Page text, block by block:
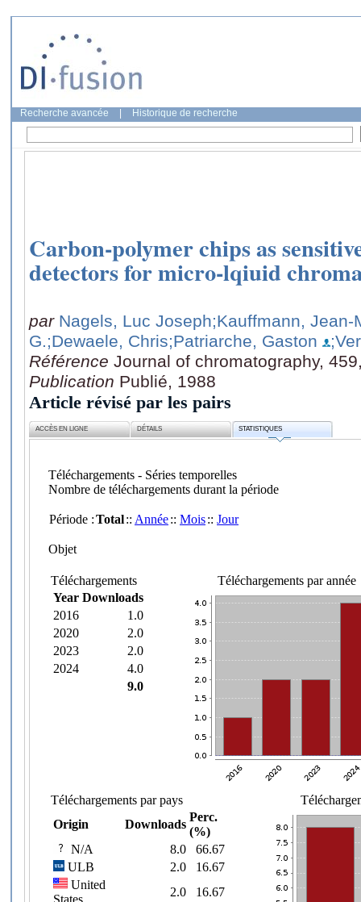
Recherche avancée Historique de recherche
Carbon-polymer chips as
detectors for micro-lqiuid
par Nagels, Luc Joseph;Kauffmann, Jean-
G.;Dewaele, Chris;Patriarche, Gaston
Référence Journal of chromatography,
Publication Publié, 1988
Article révisé par les pairs
ACCÈS EN LIGNE DÉTAILS STATISTIQUES